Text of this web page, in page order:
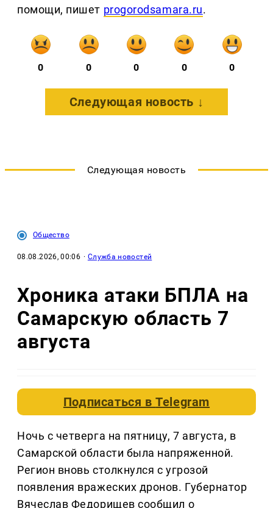
помощи, пишет progorodsamara.ru.
0 0 0 0 0
Следующая новость ↓
Следующая новость
Общество
08.08.2026, 00:06 · Служба новостей
Хроника атаки БПЛА на
Самарскую область 7
августа
Подписаться вTelegram
Ночь с четверга на пятницу, 7 августа, в
Самарской области была напряженной.
Регион вновь столкнулся с угрозой
появления вражеских дронов. Губернатор
Вячеслав Федорищев сообщил о